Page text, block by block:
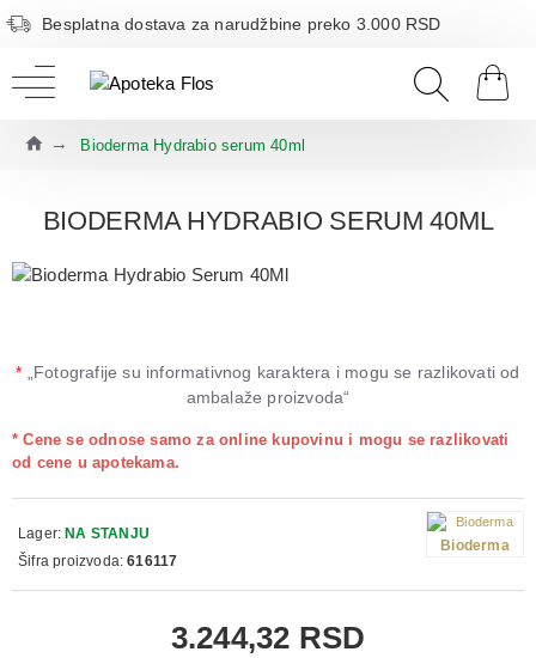
Besplatna dostava za narudžbine preko 3.000 RSD
Bioderma Hydrabio serum 40ml
BIODERMA HYDRABIO SERUM 40ML
* „Fotografije su informativnog karaktera i mogu se razlikovati od
ambalaže proizvoda“
* Cene se odnose samo za online kupovinu i mogu se razlikovati
od cene u apotekama.
3.244,32 RSD
Lager: NA STANJU
Šifra proizvoda: 616117
Bioderma